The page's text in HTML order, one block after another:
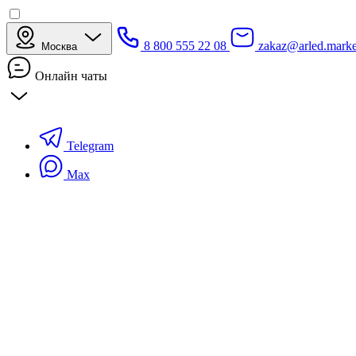
Москва 8 800 555 22 08
Онлайн чаты
Telegram
Max